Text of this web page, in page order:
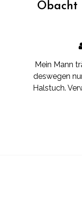
Obacht
Mein Mann
deswegen
Halstuch.